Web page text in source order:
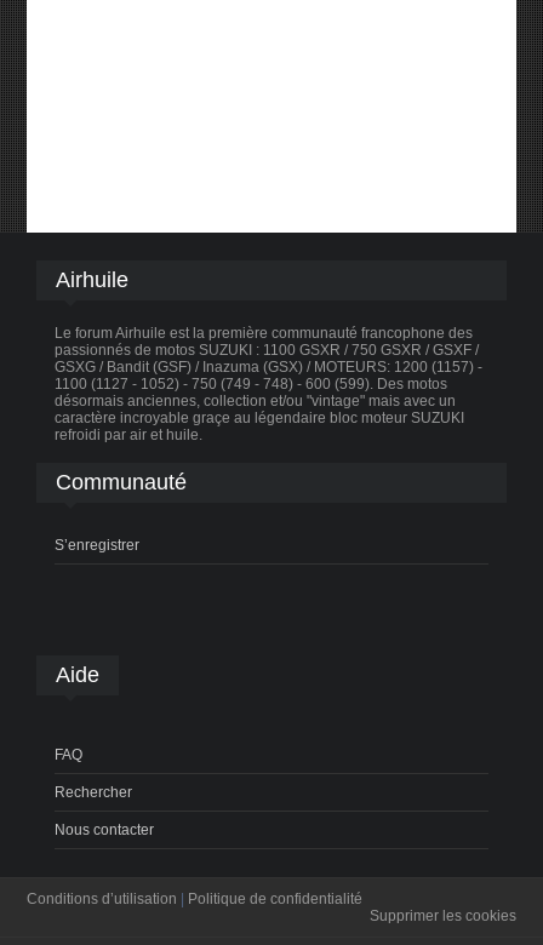
Airhuile
Le forum Airhuile est la première communauté francophone des
passionnés de motos SUZUKI : 1100 GSXR / 750 GSXR / GSXF /
GSXG / Bandit (GSF) / Inazuma (GSX) / MOTEURS: 1200 (1157) -
1100 (1127 - 1052) - 750 (749 - 748) - 600 (599). Des motos
désormais anciennes, collection et/ou "vintage" mais avec un
caractère incroyable graçe au légendaire bloc moteur SUZUKI
refroidi par air et huile.
Communauté
S’enregistrer
Aide
FAQ
Rechercher
Nous contacter
Conditions d’utilisation | Politique de confidentialité
Supprimer les cookies